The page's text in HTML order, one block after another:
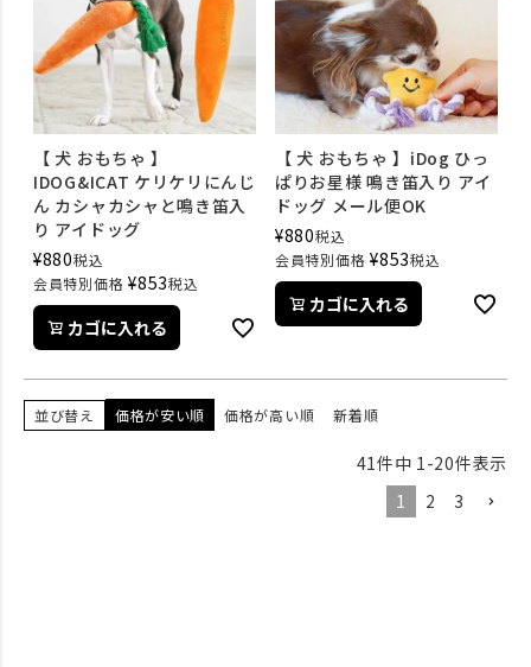
【 犬 おもちゃ 】
IDOG&ICAT ケリケリにんじ
ん カシャカシャと鳴き笛入
り アイドッグ
¥880税込
会員特別価格 ¥853税込
カゴに入れる
【 犬 おもちゃ 】iDog ひっ
ぱりお星様 鳴き笛入り アイ
ドッグ メール便OK
¥880税込
会員特別価格 ¥853税込
カゴに入れる
並び替え 価格が安い順 価格が高い順 新着順
41件中 1-20件表示
1
2 3